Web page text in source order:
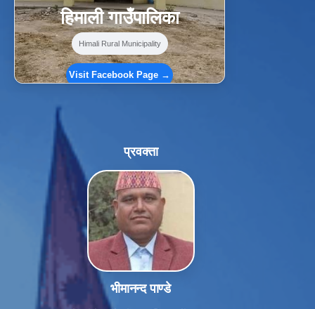
हिमाली गाउँपालिका
Himali Rural Municipality
Visit Facebook Page →
प्रवक्ता
भीमानन्द पाण्डे